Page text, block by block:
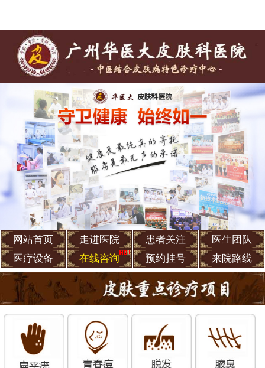
网站首页 走进医院 患者关注
医生团队
医疗设备
在线咨询 预约挂号 来院路线